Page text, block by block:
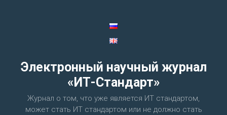
Электронный научный журнал
«ИТ-Стандарт»
Журнал о том, что уже является ИТ стандартом,
может стать ИТ стандартом или не должно стать